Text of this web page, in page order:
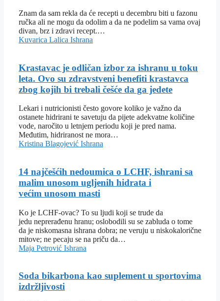
Znam da sam rekla da će recepti u decembru biti u fazonu
ručka ali ne mogu da odolim a da ne podelim sa vama ovaj
divan, brz i zdravi recept.…
Kuvarica Lalica Ishrana
Krastavac je odličan izbor za ishranu u toku
leta. Ovo su zdravstveni benefiti krastavca
zbog kojih bi trebali češće da ga jedete
Lekari i nutricionisti često govore koliko je važno da
ostanete hidrirani te savetuju da pijete adekvatne količine
vode, naročito u letnjem periodu koji je pred nama.
Međutim, hidriranost ne mora…
Kristina Blagojević Ishrana
14 najčešćih nedoumica o LCHF, ishrani sa
malim unosom ugljenih hidrata i
većim unosom masti
Ko je LCHF-ovac? To su ljudi koji se trude da
jedu neprerađenu hranu; oslobodili su se zabluda o tome
da je niskomasna ishrana dobra; ne veruju u niskokalorične
mitove; ne pecaju se na priču da…
Maja Petrović Ishrana
Soda bikarbona kao suplement u sportovima
izdržljivosti